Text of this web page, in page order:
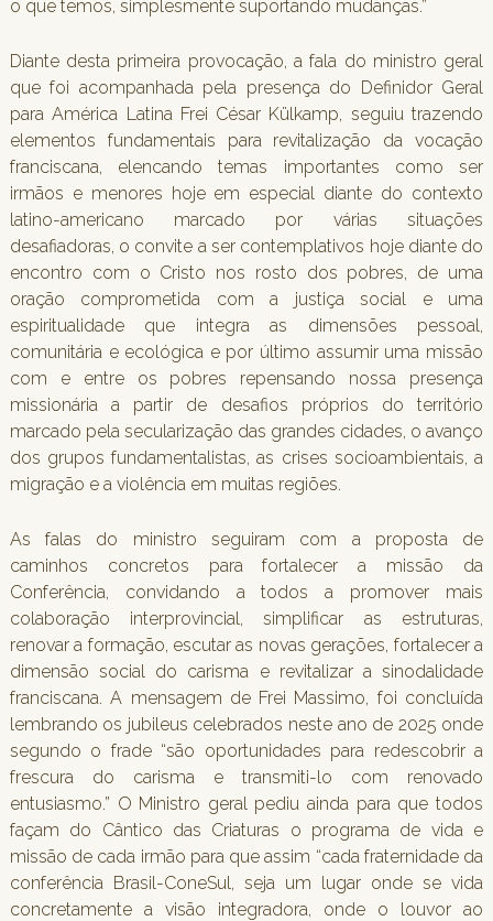
o que temos, simplesmente suportando mudanças.”
Diante desta primeira provocação, a fala do ministro geral
que foi acompanhada pela presença do Definidor Geral
para América Latina Frei César Külkamp, seguiu trazendo
elementos fundamentais para revitalização da vocação
franciscana, elencando temas importantes como ser
irmãos e menores hoje em especial diante do contexto
latino-americano marcado por várias situações
desafiadoras, o convite a ser contemplativos hoje diante do
encontro com o Cristo nos rosto dos pobres, de uma
oração comprometida com a justiça social e uma
espiritualidade que integra as dimensões pessoal,
comunitária e ecológica e por último assumir uma missão
com e entre os pobres repensando nossa presença
missionária a partir de desafios próprios do território
marcado pela secularização das grandes cidades, o avanço
dos grupos fundamentalistas, as crises socioambientais, a
migração e a violência em muitas regiões.
As falas do ministro seguiram com a proposta de
caminhos concretos para fortalecer a missão da
Conferência, convidando a todos a promover mais
colaboração interprovincial, simplificar as estruturas,
renovar a formação, escutar as novas gerações, fortalecer a
dimensão social do carisma e revitalizar a sinodalidade
franciscana. A mensagem de Frei Massimo, foi concluída
lembrando os jubileus celebrados neste ano de 2025 onde
segundo o frade “são oportunidades para redescobrir a
frescura do carisma e transmiti-lo com renovado
entusiasmo.” O Ministro geral pediu ainda para que todos
façam do Cântico das Criaturas o programa de vida e
missão de cada irmão para que assim “cada fraternidade da
conferência Brasil-ConeSul, seja um lugar onde se vida
concretamente a visão integradora, onde o louvor ao